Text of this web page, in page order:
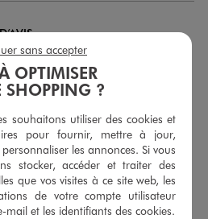
vous proposons un avoir ou un
tout article non porté, non retouché,
présentation du ticket de caisse,
MES ARTICLES
avez la possibilité de faire
dans nos magasins. Les tarifs
sur simple demande. Voir
OPTIMISER
SHOPPING ?
souhaitons utiliser des cookies et
pour fournir, mettre à jour,
les annonces. Si vous
stocker, accéder et traiter des
que vos visites à ce site web, les
de votre compte utilisateur
mail et les identifiants des cookies.
sans accepter